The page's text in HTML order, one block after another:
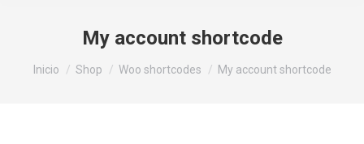
My account shortcode
Estás aquí:
Inicio Shop Woo shortcodes My account shortcode